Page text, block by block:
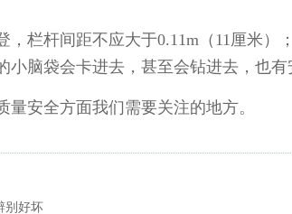
杆间距不应大于0.11m（11厘米）
小脑袋会卡进去，甚至会钻进去，也有
安全方面我们需要关注的地方。
别好坏